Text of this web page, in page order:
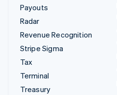
Payouts
Radar
Revenue Recognition
Stripe Sigma
Tax
Terminal
Treasury